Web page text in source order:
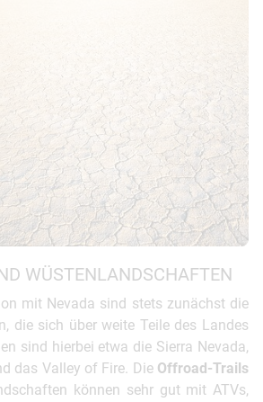
WÜSTENLANDSCHAFTEN
mit Nevada sind stets zunächst die
die sich über weite Teile des Landes
sind hierbei etwa die Sierra Nevada,
das Valley of Fire. Die Offroad-Trails
können sehr gut mit ATVs,